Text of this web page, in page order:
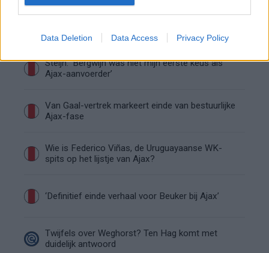
Data Deletion Data Access Privacy Policy
Steijn: ‘Bergwijn was niet mijn eerste keus als
Ajax-aanvoerder’
Van Gaal-vertrek markeert einde van bestuurlijke
Ajax-fase
Wie is Federico Viñas, de Uruguayaanse WK-
spits op het lijstje van Ajax?
‘Definitief einde verhaal voor Beuker bij Ajax’
Twijfels over Weghorst? Ten Hag komt met
duidelijk antwoord